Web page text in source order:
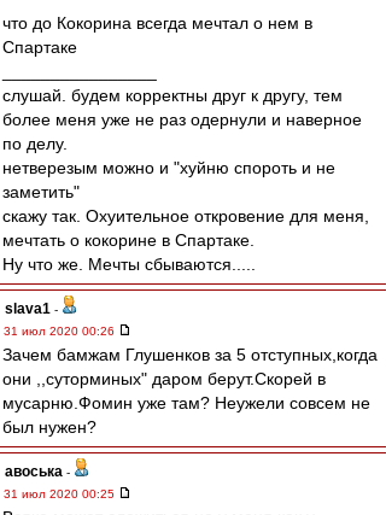
что до Кокорина всегда мечтал о нем в
Спартаке
слушай. будем корректны друг к другу, тем
более меня уже не раз одернули и наверное
по делу.
нетверезым можно и "хуйню спороть и не
заметить"
скажу так. Охуительное откровение для меня,
мечтать о кокорине в Спартаке.
Ну что же. Мечты сбываются.....
slava1 -
31 июл 2020 00:26
Зачем бамжам Глушенков за 5 отступных,когда
они ,,суторминых" даром берут.Скорей в
мусарню.Фомин уже там? Неужели совсем не
был нужен?
авоська -
31 июл 2020 00:25